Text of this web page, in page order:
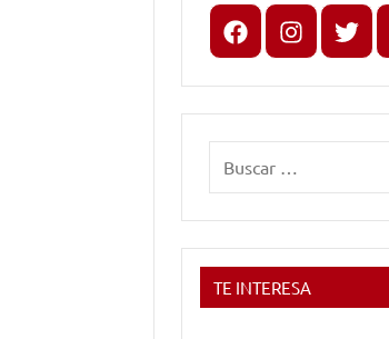
FacebookInstagram
X
TE INTERESA